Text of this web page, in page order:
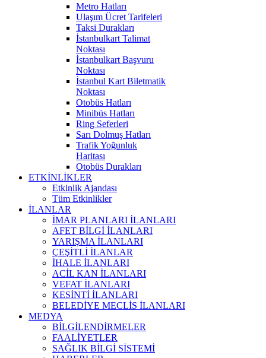
Metro Hatları
Ulaşım Ücret Tarifeleri
Taksi Durakları
İstanbulkart Talimat
Noktası
İstanbulkart Başvuru
Noktası
İstanbul Kart Biletmatik
Noktası
Otobüs Hatları
Minibüs Hatları
Ring Seferleri
Sarı Dolmuş Hatları
Trafik Yoğunluk
Haritası
Otobüs Durakları
ETKİNLİKLER
Etkinlik Ajandası
Tüm Etkinlikler
İLANLAR
İMAR PLANLARI İLANLARI
AFET BİLGİ İLANLARI
YARIŞMA İLANLARI
ÇEŞİTLİ İLANLAR
İHALE İLANLARI
ACİL KAN İLANLARI
VEFAT İLANLARI
KESİNTİ İLANLARI
BELEDİYE MECLİS İLANLARI
MEDYA
BİLGİLENDİRMELER
FAALİYETLER
SAĞLIK BİLGİ SİSTEMİ